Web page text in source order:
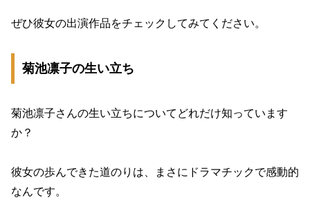
ぜひ彼女の出演作品をチェックしてみてください。
菊池凛子の生い立ち
菊池凛子さんの生い立ちについてどれだけ知っています
か？
彼女の歩んできた道のりは、まさにドラマチックで感動的
なんです。